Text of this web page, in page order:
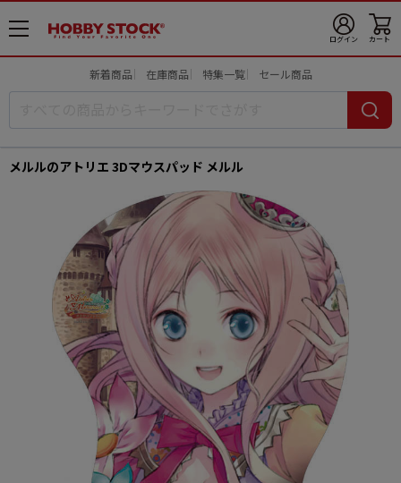
メ
ニ
ログイン カート
新着商品 在庫商品 特集一覧 セール商品
メルルのアトリエ 3Dマウスパッド メルル